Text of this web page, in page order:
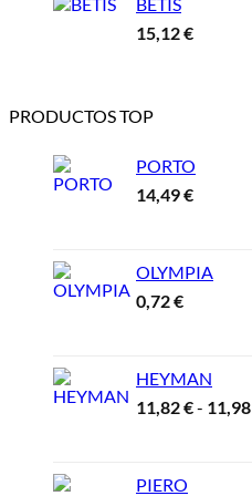
15,12€
PRODUCTOS TOP
PORTO
14,49€
OLYMPIA
0,72€
HEYMAN
11,82€- 11,98
PIERO